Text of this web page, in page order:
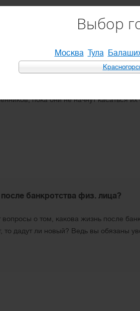
Выбор
Москва Тула
будущего банкрота?
долги это очень опасная доля
пока они не начнут касаться
банкротства физ. лица?
о том, какова жизнь после
то дадут ли новый? Ведь вы обязаны